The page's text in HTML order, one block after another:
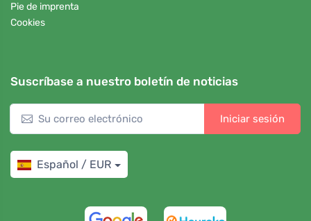
Pie de imprenta
Cookies
Suscríbase a nuestro boletín de noticias
Iniciar sesión
Español / EUR